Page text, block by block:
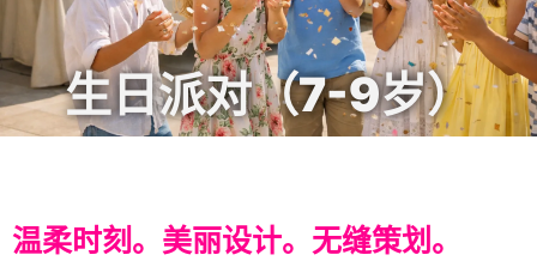
生日派对（7-9岁）
温柔时刻。美丽设计。无缝策划。